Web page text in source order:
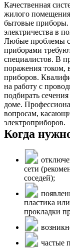
Качественная
жилого
бытовые приборы.
электричества в
Любые проблемы с
приборами
специалистов. В
поражения током,
приборов.
на работу с
подбирать
доме.
вопросам,
электроприборов.
Когда
сети
соседей);
пластика
прокладки
частые